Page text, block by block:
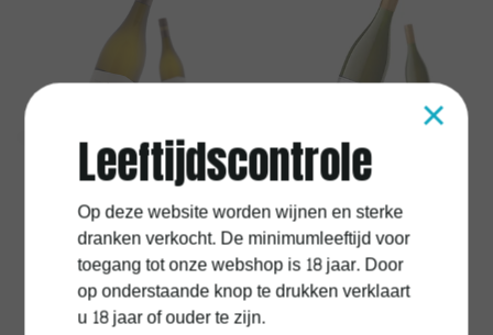
Jordan
Jordan Inspector
Peringuey
Chasteronne Grande
Reserve
×
Leeftijdscontrole
Op deze website worden wijnen en sterke
dranken verkocht. De minimumleeftijd voor
toegang tot onze webshop is 18 jaar. Door
op onderstaande knop te drukken verklaart
u 18 jaar of ouder te zijn.